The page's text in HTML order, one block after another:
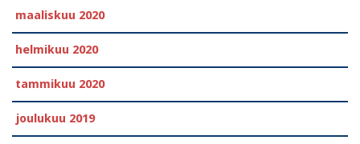
maaliskuu 2020
helmikuu 2020
tammikuu 2020
joulukuu 2019